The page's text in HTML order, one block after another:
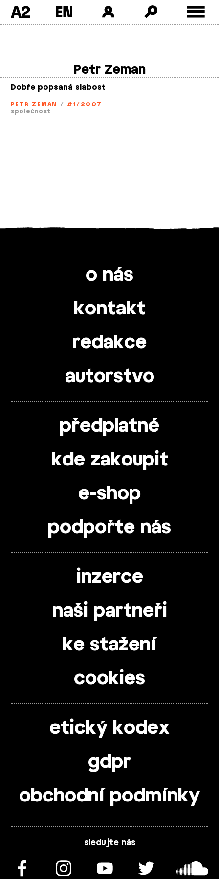
A2
Petr Zeman
Dobře popsaná slabost
PETR ZEMAN / #1/2007
společnost
o nás
kontakt
redakce
autorstvo
předplatné
kde zakoupit
e-shop
podpořte nás
inzerce
naši partneři
ke stažení
cookies
etický kodex
gdpr
obchodní podmínky
sledujte nás